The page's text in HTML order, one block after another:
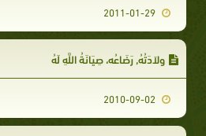
وِلاَدَتُهُ, رَضَاعُه، صِيَانَةُ اللَّهِ لَهُ